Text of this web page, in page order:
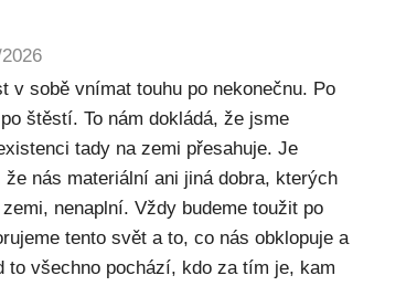
v sobě vnímat touhu po nekonečnu. Po
štěstí. To nám dokládá, že jsme
tady na zemi přesahuje. Je
nás materiální ani jiná dobra, kterých
nenaplní. Vždy budeme toužit po
tento svět a to, co nás obklopuje a
to všechno pochází, kdo za tím je, kam